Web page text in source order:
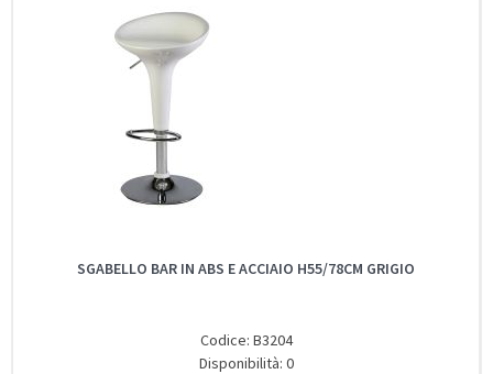
SGABELLO BAR IN ABS E ACCIAIO H55/78CM GRIGIO
Codice: B3204
Disponibilità: 0